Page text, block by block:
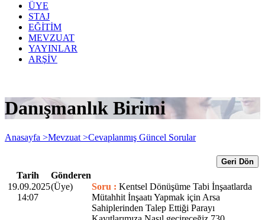
ÜYE
STAJ
EĞİTİM
MEVZUAT
YAYINLAR
ARŞİV
Danışmanlık Birimi
Anasayfa >Mevzuat >Cevaplanmış Güncel Sorular
Geri Dön
Tarih
Gönderen
19.09.2025
14:07
(Üye) Soru : Kentsel Dönüşüme Tabi İnşaatlarda
Mütahhit İnşaatı Yapmak için Arsa
Sahiplerinden Talep Ettiği Parayı